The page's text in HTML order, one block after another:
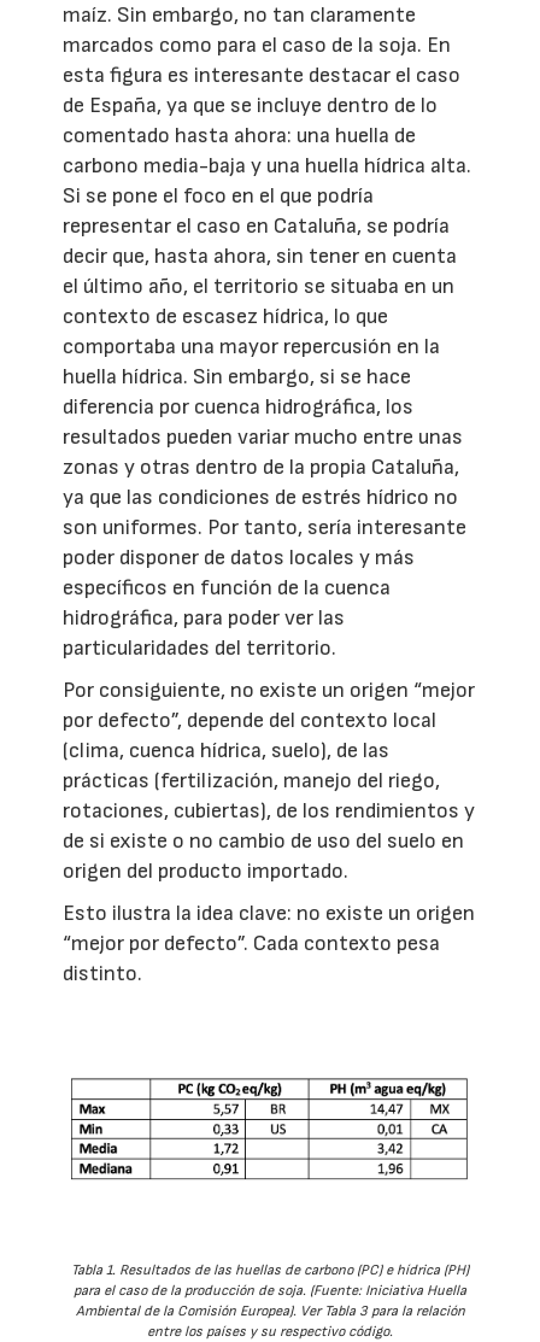
maíz. Sin embargo, no tan claramente
marcados como para el caso de la soja. En
esta figura es interesante destacar el caso
de España, ya que se incluye dentro de lo
comentado hasta ahora: una huella de
carbono media-baja y una huella hídrica alta.
Si se pone el foco en el que podría
representar el caso en Cataluña, se podría
decir que, hasta ahora, sin tener en cuenta
el último año, el territorio se situaba en un
contexto de escasez hídrica, lo que
comportaba una mayor repercusión en la
huella hídrica. Sin embargo, si se hace
diferencia por cuenca hidrográfica, los
resultados pueden variar mucho entre unas
zonas y otras dentro de la propia Cataluña,
ya que las condiciones de estrés hídrico no
son uniformes. Por tanto, sería interesante
poder disponer de datos locales y más
específicos en función de la cuenca
hidrográfica, para poder ver las
particularidades del territorio.
Por consiguiente, no existe un origen “mejor
por defecto”, depende del contexto local
(clima, cuenca hídrica, suelo), de las
prácticas (fertilización, manejo del riego,
rotaciones, cubiertas), de los rendimientos y
de si existe o no cambio de uso del suelo en
origen del producto importado.
Esto ilustra la idea clave: no existe un origen
“mejor por defecto”. Cada contexto pesa
distinto.
Tabla 1. Resultados de las huellas de carbono (PC) e hídrica (PH)
para el caso de la producción de soja. (Fuente: Iniciativa Huella
Ambiental de la Comisión Europea). Ver Tabla 3 para la relación
entre los países y su respectivo código.